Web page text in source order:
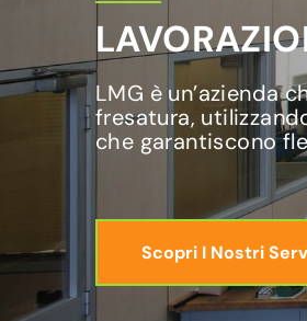
LMG è un’azienda
fresatura,
che garantiscono
Scopri I Nostri